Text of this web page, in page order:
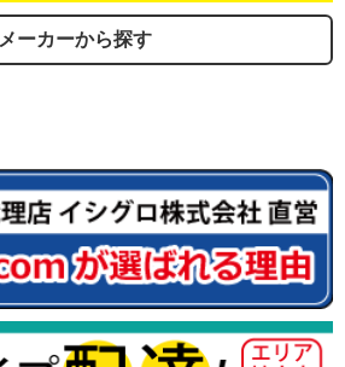
メーカーから探す